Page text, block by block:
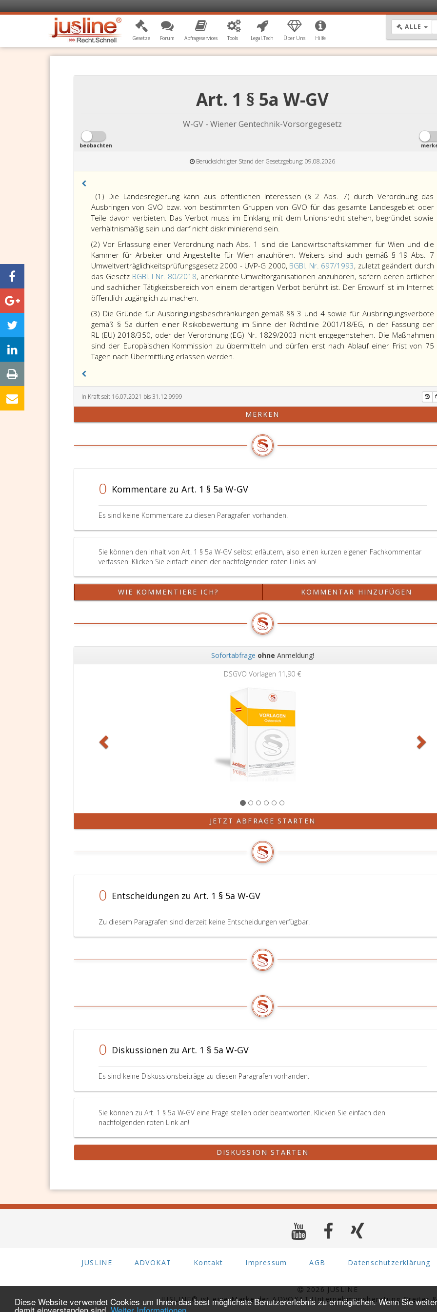
Diese Website verwendet Cookies um Ihnen das best möglichste Benutzererlebnis zu ermöglichen. Wenn Sie
Gesetze Forum Abfrageservices Tools Legal.Tech Über Uns Hilfe
ALLE
Art. 1 § 5a W-GV
W-GV - Wiener Gentechnik-Vorsorgegesetz
beobachten
Berücksichtigter Stand der Gesetzgebung: 09.08.2026
(1) Die Landesregierung kann aus öffentlichen Interessen (§ 2 Abs. 7) durch Verordnung das
Ausbringen von GVO bzw. von bestimmten Gruppen von GVO für das gesamte Landesgebiet oder
Teile davon verbieten. Das Verbot muss im Einklang mit dem Unionsrecht stehen, begründet sowie
verhältnismäßig sein und darf nicht diskriminierend sein.
(2) Vor Erlassung einer Verordnung nach Abs. 1 sind die Landwirtschaftskammer für Wien und die
Kammer für Arbeiter und Angestellte für Wien anzuhören. Weiters sind auch gemäß § 19 Abs. 7
Umweltverträglichkeitsprüfungsgesetz 2000 - UVP-G 2000, BGBl. Nr. 697/1993, zuletzt geändert durch
das Gesetz BGBl. I Nr. 80/2018, anerkannte Umweltorganisationen anzuhören, sofern deren örtlicher
und sachlicher Tätigkeitsbereich von einem derartigen Verbot berührt ist. Der Entwurf ist im Internet
öffentlich zugänglich zu machen.
(3) Die Gründe für Ausbringungsbeschränkungen gemäß §§ 3 und 4 sowie für Ausbringungsverbote
gemäß § 5a dürfen einer Risikobewertung im Sinne der Richtlinie 2001/18/EG, in der Fassung der
RL (EU) 2018/350, oder der Verordnung (EG) Nr. 1829/2003 nicht entgegenstehen. Die Maßnahmen
sind der Europäischen Kommission zu übermitteln und dürfen erst nach Ablauf einer Frist von 75
Tagen nach Übermittlung erlassen werden.
In Kraft seit 16.07.2021 bis 31.12.9999
MERKEN
0 Kommentare zu Art. 1 § 5a W-GV
Es sind keine Kommentare zu diesen Paragrafen vorhanden.
Sie können den Inhalt von Art. 1 § 5a W-GV selbst erläutern, also einen kurzen eigenen Fachkommentar
verfassen. Klicken Sie einfach einen der nachfolgenden roten Links an!
WIE KOMMENTIERE ICH? KOMMENTAR HINZUFÜGEN
Sofortabfrage ohne Anmeldung!
DSGVO Vorlagen 11,90 €
JETZT ABFRAGE STARTEN
0 Entscheidungen zu Art. 1 § 5a W-GV
Zu diesem Paragrafen sind derzeit keine Entscheidungen verfügbar.
0 Diskussionen zu Art. 1 § 5a W-GV
Es sind keine Diskussionsbeiträge zu diesen Paragrafen vorhanden.
Sie können zu Art. 1 § 5a W-GV eine Frage stellen oder beantworten. Klicken Sie einfach den
nachfolgenden roten Link an!
DISKUSSION STARTEN
JUSLINE ADVOKAT Kontakt Impressum AGB Datenschutzerklärung
2026 JUSLINE
JUSLINE® ist eine Marke der ADVOKAT Unternehmensberatung Greiter